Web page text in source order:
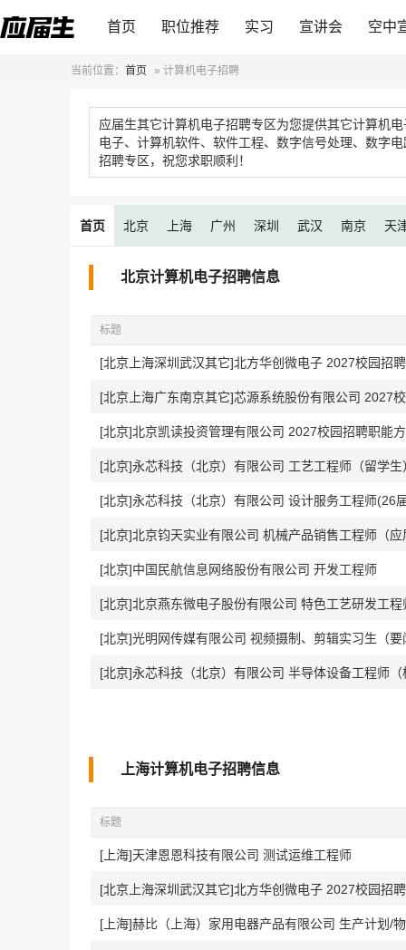
首页 职位推荐 实习 宣讲会 空中
当前位置： 首页 » 计算机电子招聘
应届生其它计算机电子招聘专区为您提供其它计算机
电子、计算机软件、软件工程、数字信号处理、数字
招聘专区，祝您求职顺利！
首页 北京 上海 广州 深圳 武汉 南京 天
北京计算机电子招聘信息
标题
[北京上海深圳武汉其它]北方华创微电子 2027校园招聘
[北京上海广东南京其它]芯源系统股份有限公司 2027
[北京]北京凯读投资管理有限公司 2027校园招聘职能
[北京]永芯科技（北京）有限公司 工艺工程师（留学
[北京]永芯科技（北京）有限公司 设计服务工程师(26
[北京]北京钧天实业有限公司 机械产品销售工程师（应
[北京]中国民航信息网络股份有限公司 开发工程师
[北京]北京燕东微电子股份有限公司 特色工艺研发工
[北京]光明网传媒有限公司 视频摄制、剪辑实习生（
[北京]永芯科技（北京）有限公司 半导体设备工程师
上海计算机电子招聘信息
标题
[上海]天津恩恩科技有限公司 测试运维工程师
[北京上海深圳武汉其它]北方华创微电子 2027校园招聘
[上海]赫比（上海）家用电器产品有限公司 生产计划/